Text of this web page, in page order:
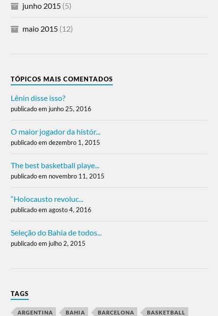
junho 2015 (5)
maio 2015 (12)
TÓPICOS MAIS COMENTADOS
Lênin disse isso?
publicado em junho 25, 2016
O maior jogador da histór...
publicado em dezembro 1, 2015
The best basketball playe...
publicado em novembro 11, 2015
“Holocausto revoluc...
publicado em agosto 4, 2016
Seleção do Bahia de todos...
publicado em julho 2, 2015
TAGS
ARGENTINA BAHIA BARCELONA BASKETBALL